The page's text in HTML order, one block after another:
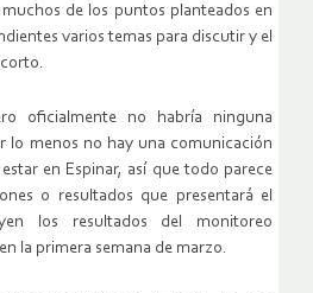
de los puntos planteados en
varios temas para discutir y el
oficialmente no habría ninguna
lo menos no hay una comunicación
en Espinar, así que todo parece
o resultados que presentará el
los resultados del monitoreo
la primera semana de marzo.